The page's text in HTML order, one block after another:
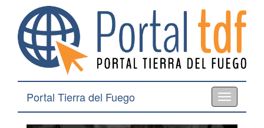
Toggle
navigation
Portal Tierra del Fuego